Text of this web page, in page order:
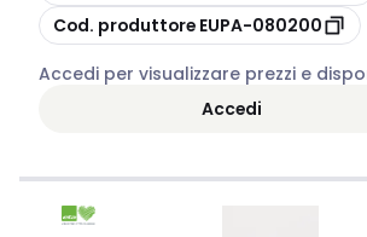
copia
Cod. produttore EUPA-080200
Accedi per visualizzare prezzi e
Accedi